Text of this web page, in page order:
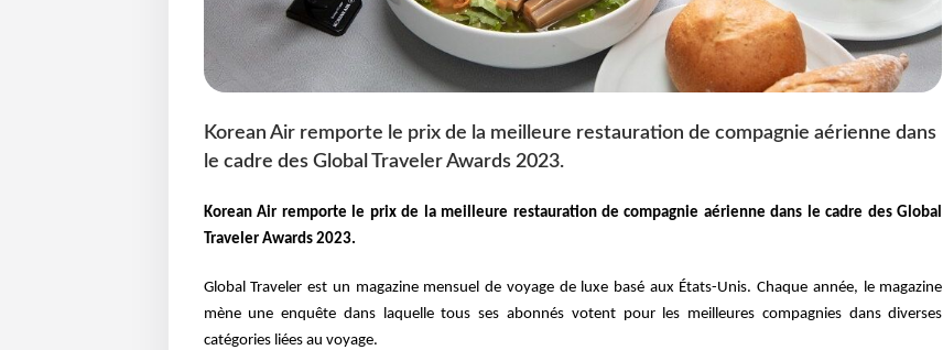
Korean Air remporte le prix de la meilleure restauration de compagnie aérienne dans
le cadre des Global Traveler Awards 2023.
Korean Air remporte le prix de la meilleure restauration de compagnie aérienne dans le cadre des Global
Traveler Awards 2023.
Global Traveler est un magazine mensuel de voyage de luxe basé aux États-Unis. Chaque année, le magazine
mène une enquête dans laquelle tous ses abonnés votent pour les meilleures compagnies dans diverses
catégories liées au voyage.